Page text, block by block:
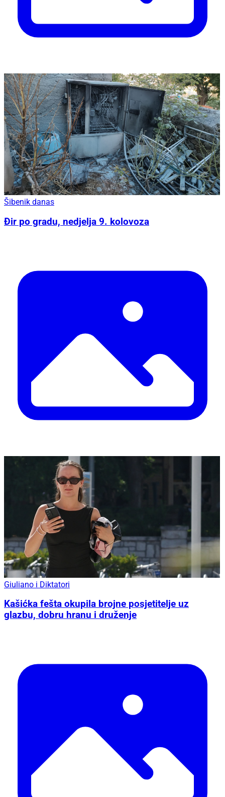
Šibenik danas
Đir po gradu, nedjelja 9. kolovoza
Giuliano i Diktatori
Kašićka fešta okupila brojne posjetitelje uz
glazbu, dobru hranu i druženje